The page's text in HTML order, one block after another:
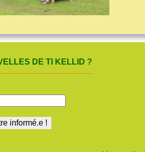
DE TI KELLID ?